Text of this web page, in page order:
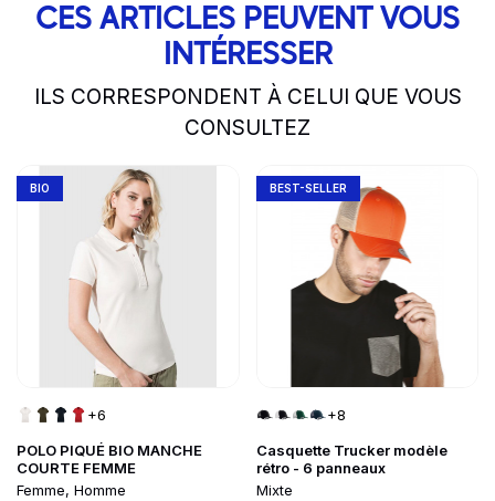
CES ARTICLES PEUVENT VOUS
INTÉRESSER
ILS CORRESPONDENT À CELUI QUE VOUS
CONSULTEZ
slide1 to 2 of 5
POLO PIQUÉ BIO MANCHE
COURTE FEMME
Femme, Homme
BIO
+6
Go to product page
Casquette Trucker modèle
rétro - 6 panneaux
Mixte
BEST-SELLER
+8
Go to product page